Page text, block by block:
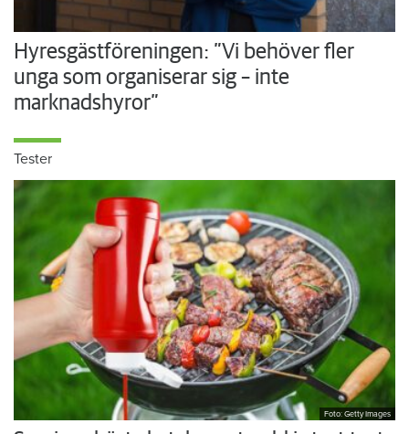
Hyresgästföreningen: ”Vi behöver fler
unga som organiserar sig – inte
marknadshyror”
Tester
Foto: Getty Images